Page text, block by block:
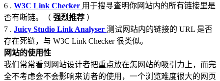
6 . W3C Link Checker 用于搜寻查明你网站内的所有链接里是
否有断链。（ 强烈推荐 ）
7 . Juicy Studio Link Analyser 测试网站内的链接的 URL 是否
存在死链，与 W3C Link Checker 很类似。
网站的使用性
我们常常看到网站设计者把重点放在怎网站的吸引力上，而完
全不考虑会不会影响来访者的使用，一个浏览难度很大的网页